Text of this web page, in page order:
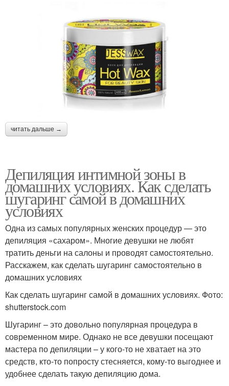
читать дальше →
Депиляция интимной зоны в
домашних условиях. Как сделать
шугаринг самой в домашних
условиях
Одна из самых популярных женских процедур — это
депиляция «сахаром». Многие девушки не любят
тратить деньги на салоны и проводят самостоятельно.
Расскажем, как сделать шугаринг самостоятельно в
домашних условиях
Как сделать шугаринг самой в домашних условиях. Фото:
shutterstock.com
Шугаринг – это довольно популярная процедура в
современном мире. Однако не все девушки посещают
мастера по депиляции – у кого-то не хватает на это
средств, кто-то попросту стесняется, кому-то выгоднее и
удобнее сделать такую депиляцию дома.